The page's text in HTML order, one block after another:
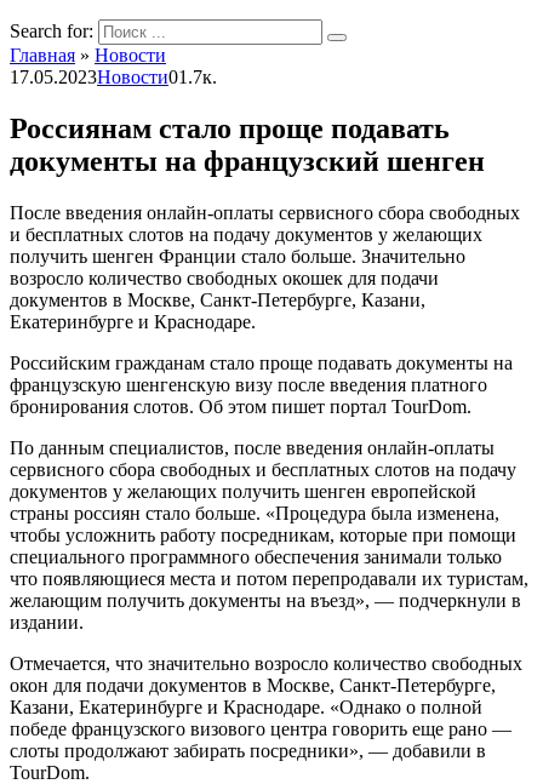
Search for:
Главная » Новости
17.05.2023Новости01.7к.
Россиянам стало проще подавать
документы на французский шенген
После введения онлайн-оплаты сервисного сбора свободных
и бесплатных слотов на подачу документов у желающих
получить шенген Франции стало больше. Значительно
возросло количество свободных окошек для подачи
документов в Москве, Санкт-Петербурге, Казани,
Екатеринбурге и Краснодаре.
Российским гражданам стало проще подавать документы на
французскую шенгенскую визу после введения платного
бронирования слотов. Об этом пишет портал TourDom.
По данным специалистов, после введения онлайн-оплаты
сервисного сбора свободных и бесплатных слотов на подачу
документов у желающих получить шенген европейской
страны россиян стало больше. «Процедура была изменена,
чтобы усложнить работу посредникам, которые при помощи
специального программного обеспечения занимали только
что появляющиеся места и потом перепродавали их туристам,
желающим получить документы на въезд», — подчеркнули в
издании.
Отмечается, что значительно возросло количество свободных
окон для подачи документов в Москве, Санкт-Петербурге,
Казани, Екатеринбурге и Краснодаре. «Однако о полной
победе французского визового центра говорить еще рано —
слоты продолжают забирать посредники», — добавили в
TourDom.